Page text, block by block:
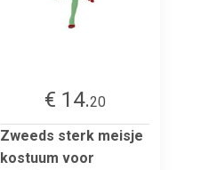
€ 14.20
Zweeds sterk meisje
kostuum voor